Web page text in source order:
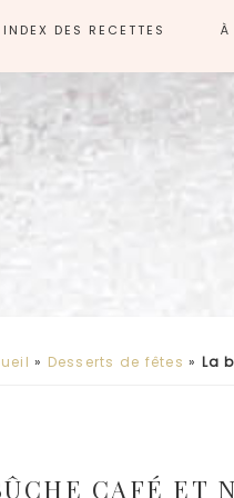
INDEX DES RECETTES À
» Desserts de fêtes » La
CAFÉ ET